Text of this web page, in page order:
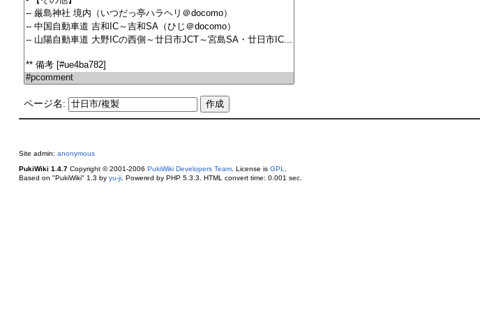
ページ名:
Site admin: anonymous
PukiWiki 1.4.7Copyright © 2001-2006 PukiWiki Developers Team. License is GPL
Based on "PukiWiki" 1.3 by yu-ji. Powered by PHP 5.3.3. HTML convert time: 0.001 sec.